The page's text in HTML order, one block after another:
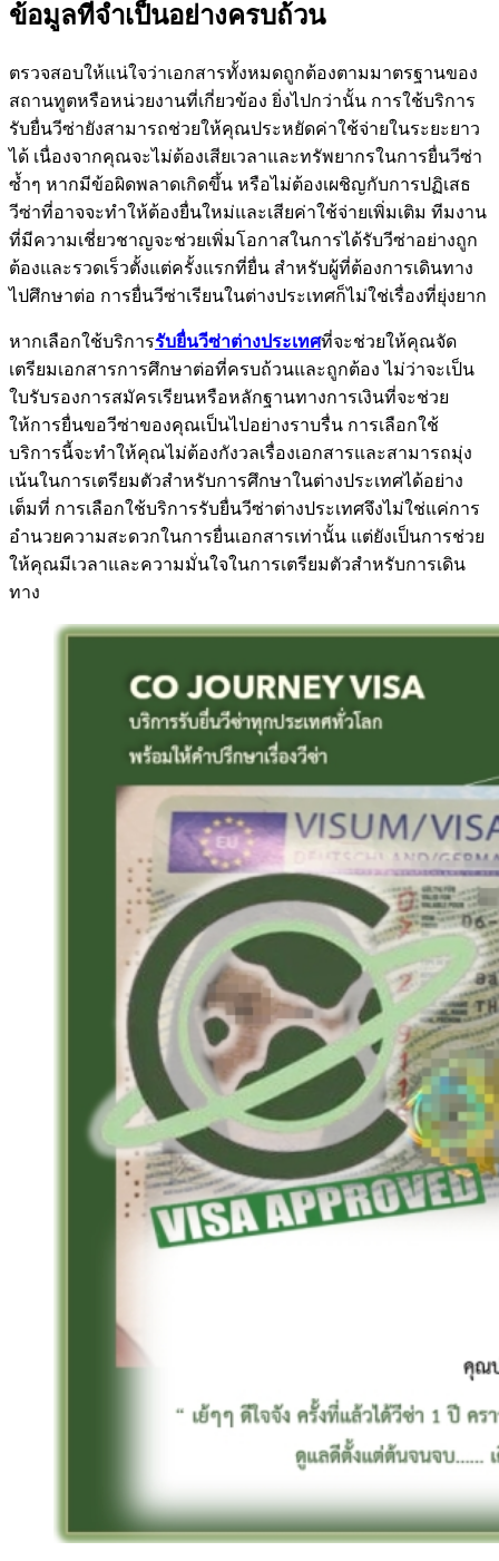
ข้อมูลที่จำเป็นอย่างครบถ้วน
ตรวจสอบให้แน่ใจว่าเอกสารทั้งหมดถูกต้องตามมาตรฐานของ
สถานทูตหรือหน่วยงานที่เกี่ยวข้อง ยิ่งไปกว่านั้น การใช้บริการ
รับยื่นวีซ่ายังสามารถช่วยให้คุณประหยัดค่าใช้จ่ายในระยะยาว
ได้ เนื่องจากคุณจะไม่ต้องเสียเวลาและทรัพยากรในการยื่นวีซ่า
ซ้ำๆ หากมีข้อผิดพลาดเกิดขึ้น หรือไม่ต้องเผชิญกับการปฏิเสธ
วีซ่าที่อาจจะทำให้ต้องยื่นใหม่และเสียค่าใช้จ่ายเพิ่มเติม ทีมงาน
ที่มีความเชี่ยวชาญจะช่วยเพิ่มโอกาสในการได้รับวีซ่าอย่างถูก
ต้องและรวดเร็วตั้งแต่ครั้งแรกที่ยื่น สำหรับผู้ที่ต้องการเดินทาง
ไปศึกษาต่อ การยื่นวีซ่าเรียนในต่างประเทศก็ไม่ใช่เรื่องที่ยุ่งยาก
หากเลือกใช้บริการรับยื่นวีซ่าต่างประเทศที่จะช่วยให้คุณจัด
เตรียมเอกสารการศึกษาต่อที่ครบถ้วนและถูกต้อง ไม่ว่าจะเป็น
ใบรับรองการสมัครเรียนหรือหลักฐานทางการเงินที่จะช่วย
ให้การยื่นขอวีซ่าของคุณเป็นไปอย่างราบรื่น การเลือกใช้
บริการนี้จะทำให้คุณไม่ต้องกังวลเรื่องเอกสารและสามารถมุ่ง
เน้นในการเตรียมตัวสำหรับการศึกษาในต่างประเทศได้อย่าง
เต็มที่ การเลือกใช้บริการรับยื่นวีซ่าต่างประเทศจึงไม่ใช่แค่การ
อำนวยความสะดวกในการยื่นเอกสารเท่านั้น แต่ยังเป็นการช่วย
ให้คุณมีเวลาและความมั่นใจในการเตรียมตัวสำหรับการเดิน
ทาง